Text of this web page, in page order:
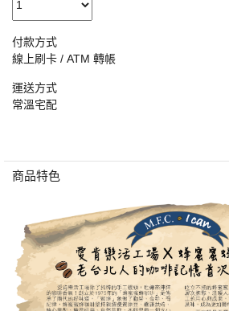
付款方式
線上刷卡 / ATM 轉帳
運送方式
常溫宅配
商品特色